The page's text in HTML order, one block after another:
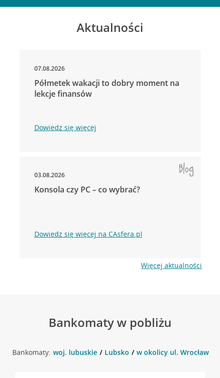
Aktualności
07.08.2026
Półmetek wakacji to dobry moment na
lekcje finansów
Dowiedz się więcej
03.08.2026
Konsola czy PC – co wybrać?
Dowiedz się więcej na CAsfera.pl
Więcej aktualności
Bankomaty w pobliżu
Bankomaty: woj. lubuskie Lubsko w okolicy ul.